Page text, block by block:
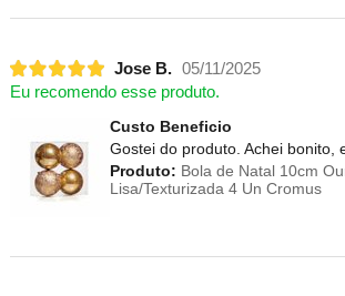
Jose B. 05/11/2025
Eu recomendo esse produto.
Custo Beneficio
Gostei do produto. Achei bonito,
Produto: Bola de Natal 10cm
Lisa/Texturizada 4 Un Cromus